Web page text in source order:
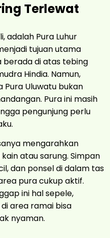
Terlewat
adalah Pura Luhur
tujuan utama
berada di atas tebing
Hindia. Namun,
Uluwatu bukan
Pura ini masih
pengunjung perlu
mengarahkan
atau sarung. Simpan
dan ponsel di dalam tas
pura cukup aktif.
ini hal sepele,
area ramai bisa
nyaman.